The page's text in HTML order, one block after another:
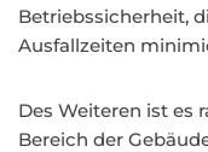
Betriebssicherheit,
Ausfallzeiten
Des Weiteren ist es
Bereich der